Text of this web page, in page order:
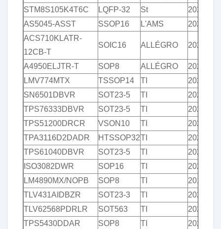
STM8S105K4T6C
LQFP-32 St
2020+
AS5045-ASST
SSOP16 L'AMS
2020+
ACS710KLATR-
12CB-T
SOIC16 ALLÉGRO 2020+
A4950ELJTR-T SOP8 ALLÉGRO
2021+
LMV774MTX
TSSOP14 TI
2020+
SN6501DBVR
SOT23-5 TI
2020+
TPS76333DBVR
SOT23-5 TI
2020+
TPS51200DRCR
VSON10 TI
2021+
TPA3116D2DADR
HTSSOP32TI
2021+
TPS61040DBVR
SOT23-5 TI
2020+
ISO3082DWR
SOP16 TI
2021+
LM4890MX/NOPB
SOP8 TI
2018+
TLV431AIDBZR
SOT23-3 TI
2021+
TLV62568PDRLR
SOT563 TI
2020+
TPS5430DDAR
SOP8 TI 2020+